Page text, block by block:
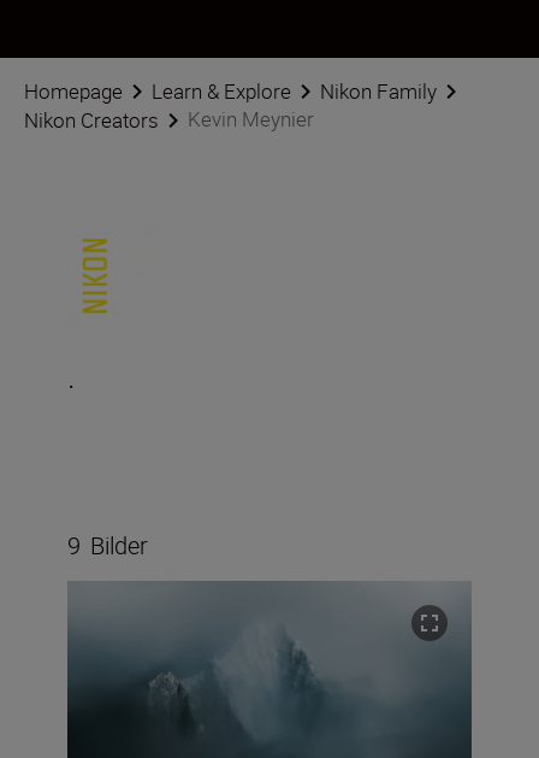
Homepage Learn & Explore
Nikon Family
Nikon Creators
Kevin Meynier
.
9 Bilder